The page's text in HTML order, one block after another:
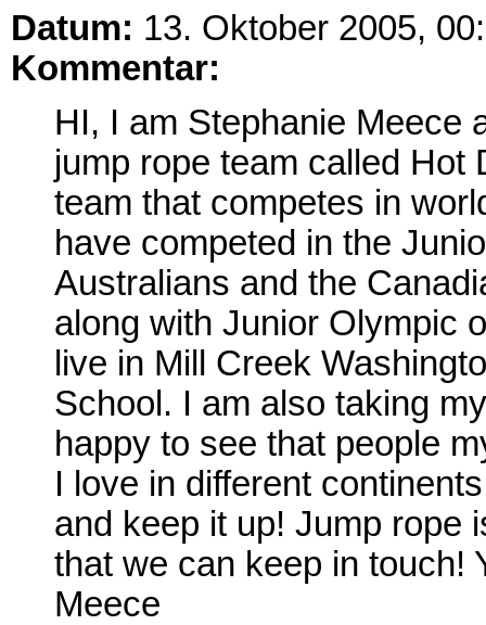
Datum: 13. Oktober 2005,
Kommentar:
HI, I am Stephanie Meece
jump rope team called Hot
team that competes in
have competed in the
Australians and the
along with Junior Olympic
live in Mill Creek
School. I am also taking
happy to see that people
I love in different
and keep it up! Jump rope
that we can keep in touch!
Meece